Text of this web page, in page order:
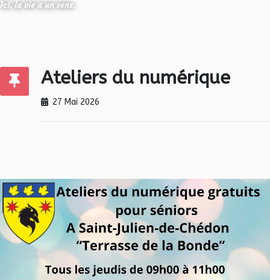
Ici, la vie a un sens.
Ateliers du numérique
27 Mai 2026